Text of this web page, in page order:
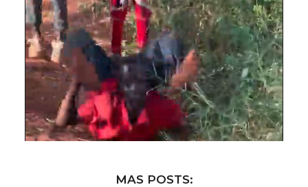
MAS POSTS: